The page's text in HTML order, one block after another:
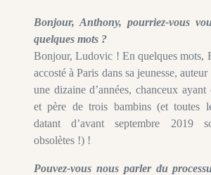
Bonjour, Anthony, pourriez-vous
quelques mots ?
Bonjour, Ludovic ! En quelques mots,
accosté à Paris dans sa jeunesse,
une dizaine d’années, chanceux ayant
et père de trois bambins (et toutes
datant d’avant septembre 2019
obsolètes !) !
Pouvez-vous nous parler du